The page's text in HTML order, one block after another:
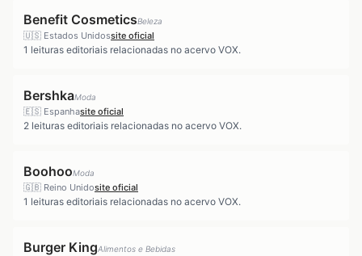
Benefit CosmeticsBeleza
🇺🇸 Estados Unidossite oficial
1 leituras editoriais relacionadas no acervo VOX.
BershkaModa
🇪🇸 Espanhasite oficial
2 leituras editoriais relacionadas no acervo VOX.
BoohooModa
🇬🇧 Reino Unidosite oficial
1 leituras editoriais relacionadas no acervo VOX.
Burger KingAlimentos e Bebidas